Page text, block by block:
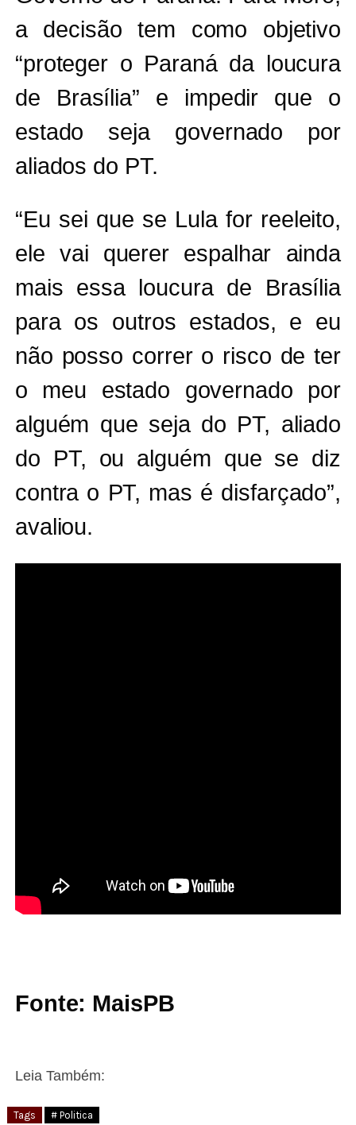
a decisão tem como objetivo
“proteger o Paraná da loucura
de Brasília” e impedir que o
estado seja governado por
aliados do PT.
“Eu sei que se Lula for reeleito,
ele vai querer espalhar ainda
mais essa loucura de Brasília
para os outros estados, e eu
não posso correr o risco de ter
o meu estado governado por
alguém que seja do PT, aliado
do PT, ou alguém que se diz
contra o PT, mas é disfarçado”,
avaliou.
Fonte: MaisPB
Leia Também:
Tags # Politica